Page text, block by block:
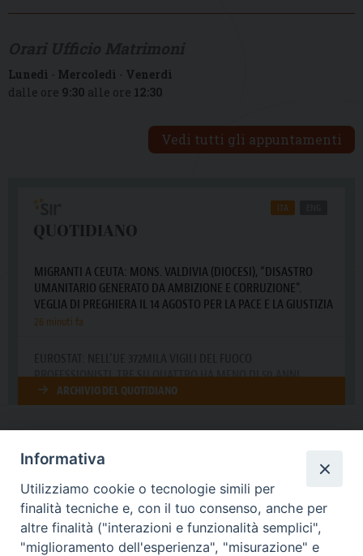
Lunedì - Mercoledì - Venerdì
dalle ore 9:30 alle ore 12:30
Vedi tutti gli appuntamenti
DIOCESI SUBURBICARIA DI ALBANO
Contatti:Tel.: 06.93268401 - Fax.: 06.9323844
E-mail:curia@diocesidialbano.it
Informativa
Utilizziamo cookie o tecnologie simili per
finalità tecniche e, con il tuo consenso, anche per
altre finalità ("interazioni e funzionalità semplici",
"miglioramento dell'esperienza", "misurazione" e